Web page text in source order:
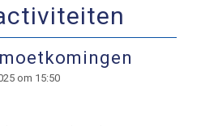
om 15:50